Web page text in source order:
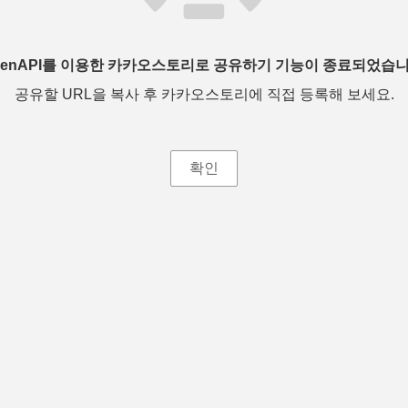
를 이용한 카카오스토리로 공유하기 기능이 종료되었습
공유할 URL을 복사 후 카카오스토리에 직접 등록해 보세요.
확인